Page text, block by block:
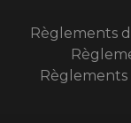
Règlements